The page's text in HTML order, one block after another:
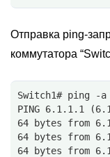
Отправка ping-
коммутатора
Switch1# ping -
PING 6.1.1.1
64 bytes from
64 bytes from
64 bytes from